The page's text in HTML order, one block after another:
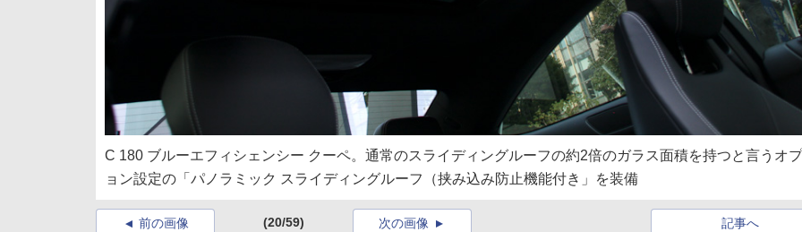
C 180 ブルーエフィシェンシー クーペ。通常のスライディングルーフの約2倍のガラス面積を持つと言うオ
ョン設定の「パノラミック スライディングルーフ（挟み込み防止機能付き」を装備
前の画像 (20/59) 記事へ
次の画像